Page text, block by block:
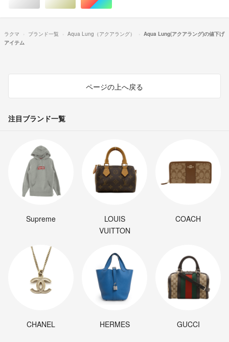
シルバー/銀色系ゴールド/金色系マルチカラー
ラクマ ブランド一覧 Aqua Lung（アクアラング）
Aqua Lung(アクアラング)の値下げ
アイテム
ページの上へ戻る
注目ブランド一覧
Supreme
LOUIS
VUITTON
COACH
CHANEL HERMES GUCCI